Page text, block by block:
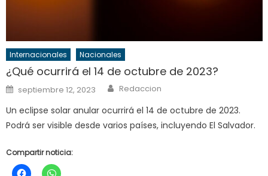
Internacionales Nacionales
¿Qué ocurrirá el 14 de octubre de 2023?
Posted
on
septiembre 12, 2023 Author
Redaccion
Un eclipse solar anular ocurrirá el 14 de octubre de 2023.
Podrá ser visible desde varios países, incluyendo El Salvador.
Compartir noticia: